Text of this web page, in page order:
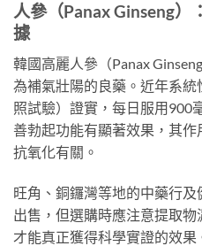
人參（Panax Ginseng）
據
韓國高麗人參（Panax
為補氣壯陽的良藥。近年系
照試驗）證實，每日服用900
善勃起功能有顯著效果，其
抗氧化有關。
旺角、銅鑼灣等地的中藥行
出售，但選購時應注意提取物
才能真正獲得科學實證的效果